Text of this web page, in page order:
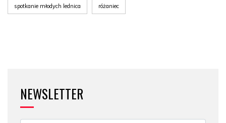
spotkanie młodych lednica różaniec
NEWSLETTER